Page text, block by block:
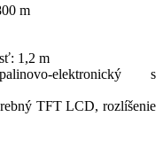
m
1,2 m
elektronický s
TFT LCD, rozlíšenie